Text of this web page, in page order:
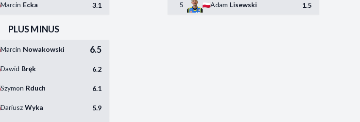
Marcin Ecka 3.1 5 Adam Lisewski 1.5
PLUS MINUS
Marcin Nowakowski 6.5
Dawid Bręk 6.2
Szymon Rduch 6.1
Dariusz Wyka 5.9